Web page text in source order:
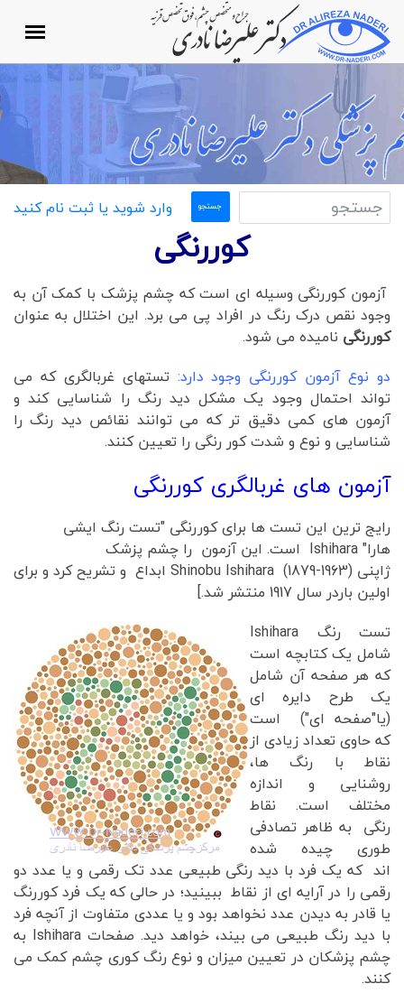
وارد شوید یا ثبت نام کنید
کوررنگی
آزمون کوررنگی وسیله ای است که چشم پزشک با کمک آن به
وجود نقص درک رنگ در افراد پی می برد. این اختلال به عنوان
کوررنگی نامیده می شود.
دو نوع آزمون کوررنگی وجود دارد:تستهای غربالگری که می
تواند احتمال وجود یک مشکل دید رنگ را شناسایی کند و
آزمون های کمی دقیق تر که می توانند نقائص دید رنگ را
شناسایی و نوع و شدت کور رنگی را تعیین کنند.
آزمون های غربالگری کوررنگی
رایج ترین این تست ها برای کوررنگی "تست رنگ ایشی
هارا" Ishihara است. این آزمون را چشم پزشک
ژاپنی Shinobu Ishihara (1879-1963) ابداع و تشریح کرد و برای
اولین باردر سال 1917 منتشر شد.]
تست رنگ Ishihara
شامل یک کتابچه است
که هر صفحه آن شامل
یک طرح دایره ای
(یا"صفحه ای") است
که حاوی تعداد زیادی از
نقاط با رنگ ها،
روشنایی و اندازه
مختلف است. نقاط
رنگی به ظاهر تصادفی
طوری چیده شده
اند که یک فرد با دید رنگی طبیعی عدد تک رقمی و یا عدد دو
رقمی را در آرایه ای از نقاط ببینید؛ در حالی که یک فرد کوررنگ
یا قادر به دیدن عدد نخواهد بود و یا عددی متفاوت از آنچه فرد
با دید رنگ طبیعی می بیند، خواهد دید. صفحات Ishihara به
چشم پزشکان در تعیین میزان و نوع رنگ کوری چشم کمک می
کنند.